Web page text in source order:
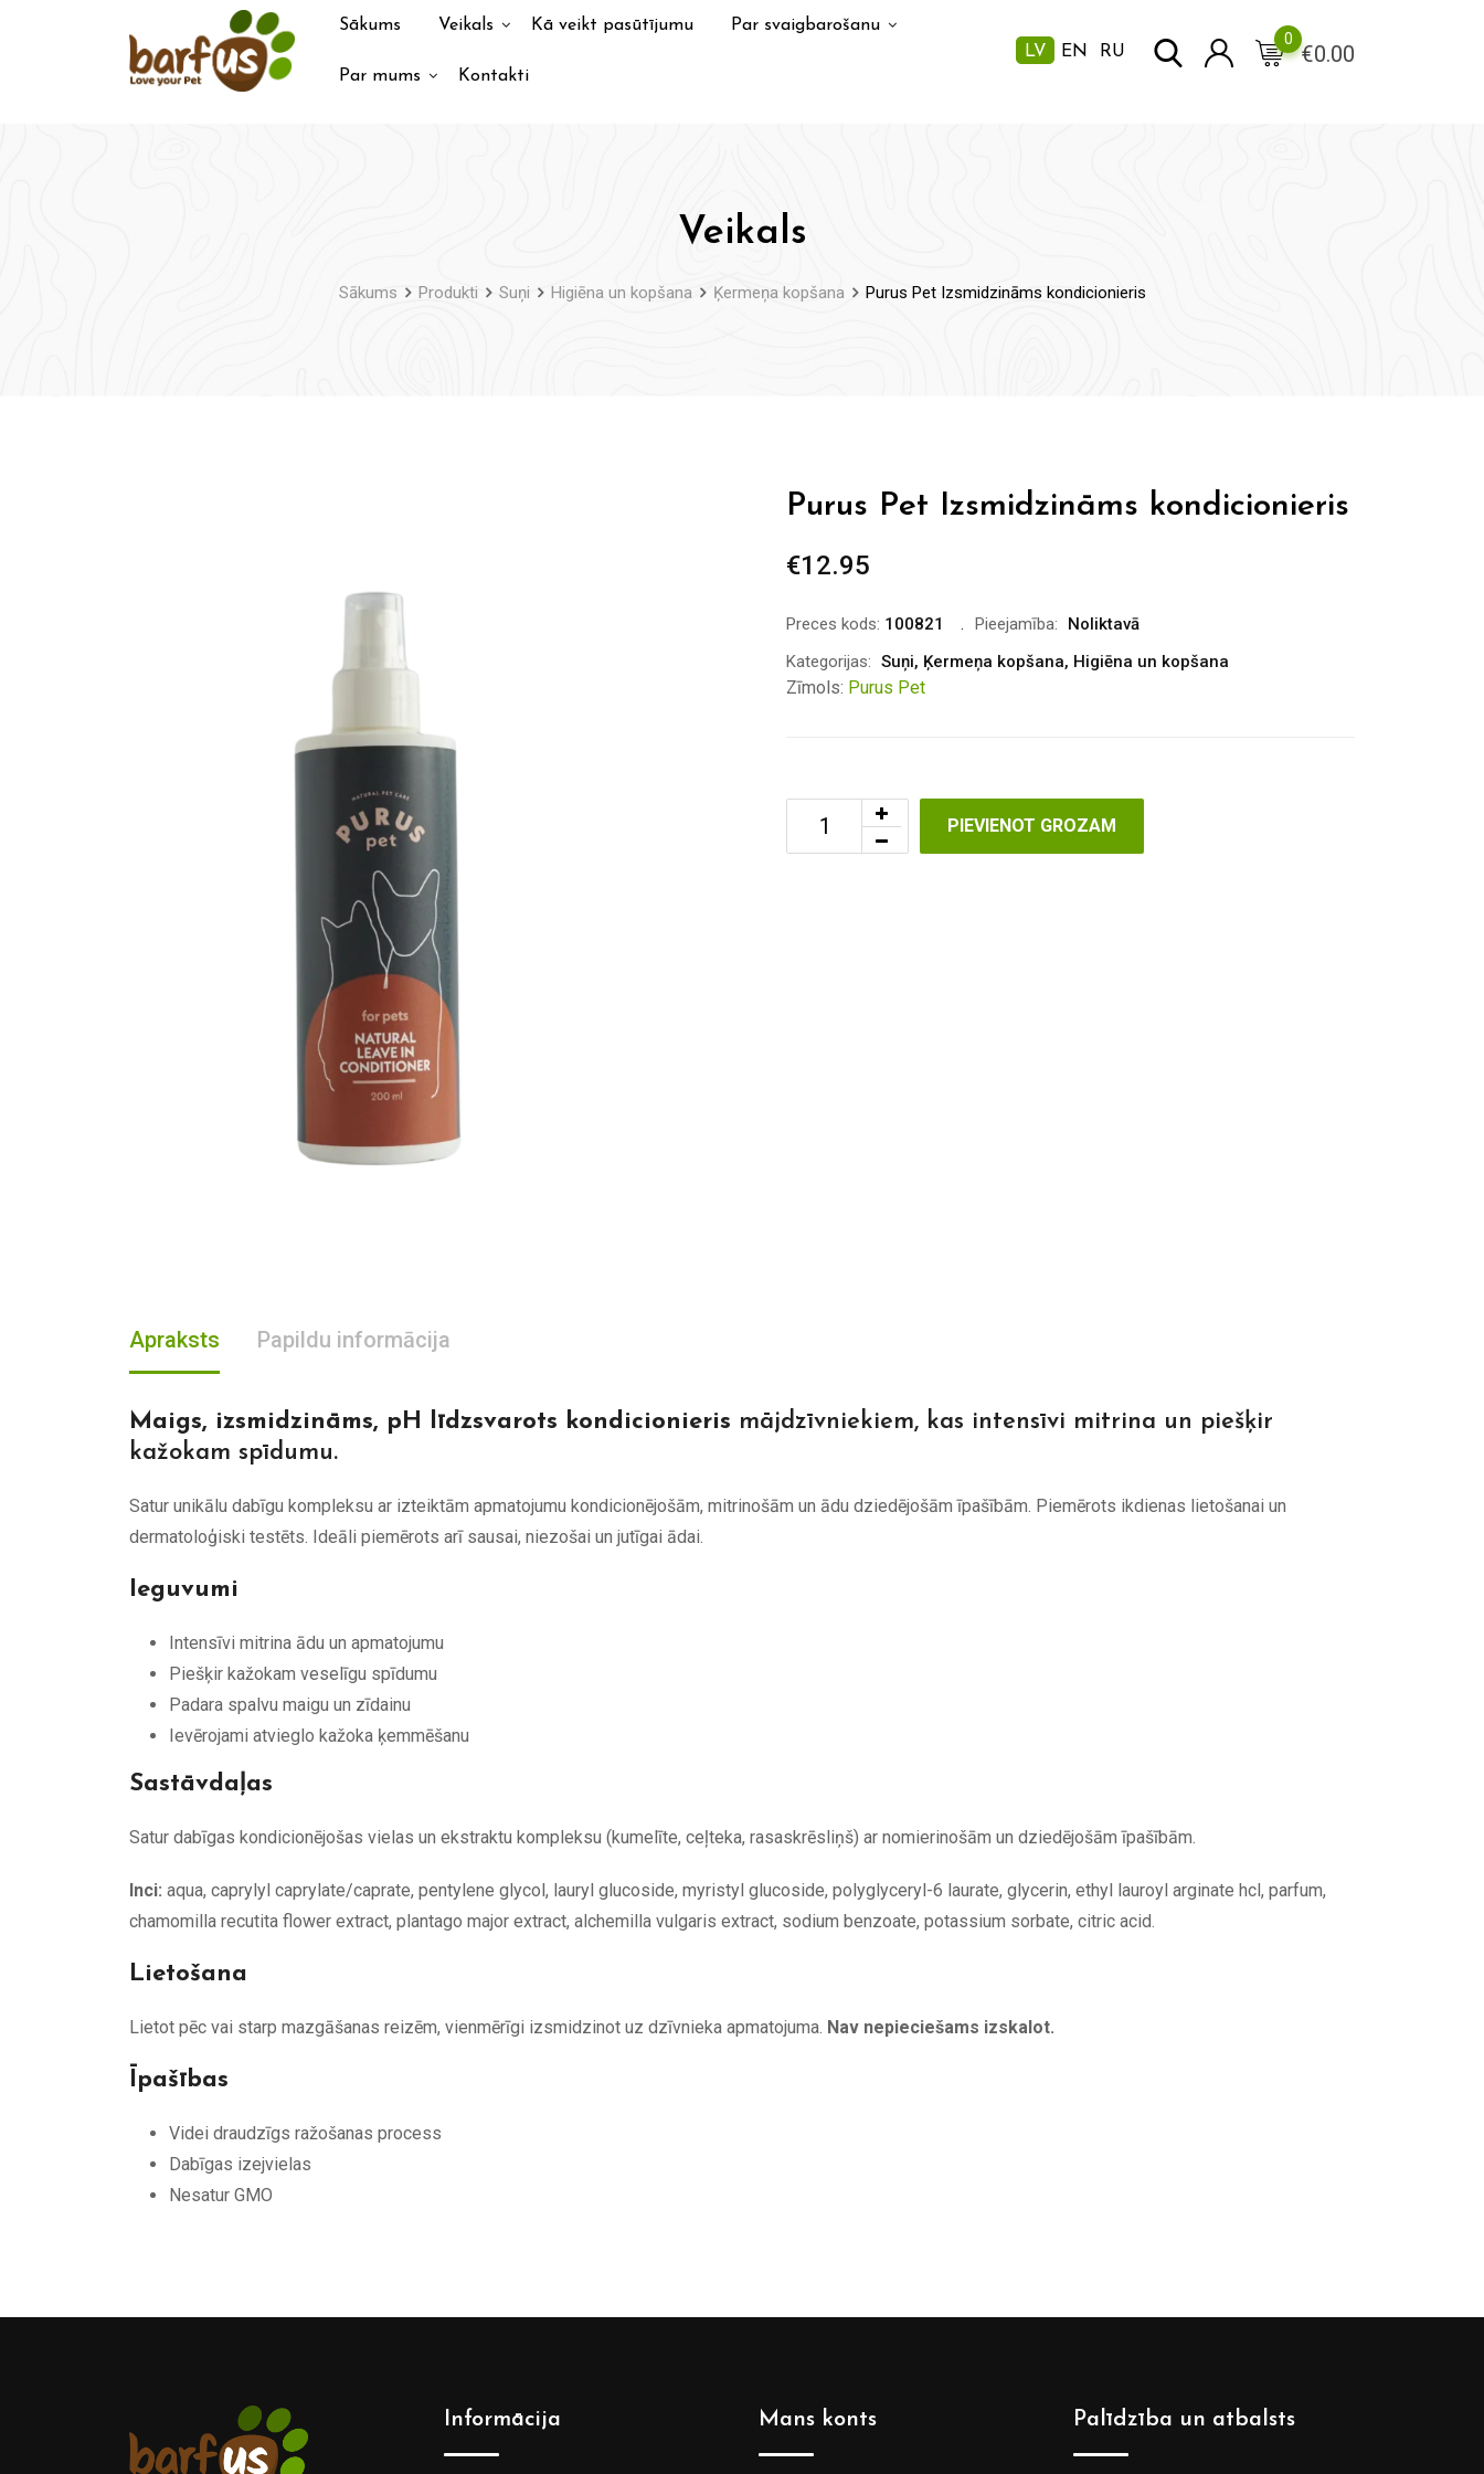
Sākums Veikals Kā veikt pasūtījumu Par svaigbarošanu
Par mums Kontakti
LV EN RU €0.00
0
Veikals
Sākums Produkti Suņi Higiēna un kopšana Ķermeņa kopšana Purus Pet Izsmidzināms kondicionieris
Purus Pet Izsmidzināms kondicionieris
€12.95
Preces kods: 100821 Pieejamība:
Noliktavā
Kategorijas: Suņi, Ķermeņa kopšana, Higiēna un kopšana
Zīmols: Purus Pet
PIEVIENOT GROZAM
Apraksts Papildu informācija
Maigs, izsmidzināms, pH līdzsvarots kondicionieris mājdzīvniekiem, kas intensīvi mitrina un piešķir
kažokam spīdumu.
Satur unikālu dabīgu kompleksu ar izteiktām apmatojumu kondicionējošām, mitrinošām un ādu dziedējošām īpašībām. Piemērots ikdienas lietošanai un
dermatoloģiski testēts. Ideāli piemērots arī sausai, niezošai un jutīgai ādai.
Ieguvumi
Intensīvi mitrina ādu un apmatojumu
Piešķir kažokam veselīgu spīdumu
Padara spalvu maigu un zīdainu
Ievērojami atvieglo kažoka ķemmēšanu
Sastāvdaļas
Satur dabīgas kondicionējošas vielas un ekstraktu kompleksu (kumelīte, ceļteka, rasaskrēsliņš) ar nomierinošām un dziedējošām īpašībām.
Inci: aqua, caprylyl caprylate/caprate, pentylene glycol, lauryl glucoside, myristyl glucoside, polyglyceryl-6 laurate, glycerin, ethyl lauroyl arginate hcl, parfum,
chamomilla recutita flower extract, plantago major extract, alchemilla vulgaris extract, sodium benzoate, potassium sorbate, citric acid.
Lietošana
Lietot pēc vai starp mazgāšanas reizēm, vienmērīgi izsmidzinot uz dzīvnieka apmatojuma. Nav nepieciešams izskalot.
Īpašības
Videi draudzīgs ražošanas process
Dabīgas izejvielas
Nesatur GMO
Informācija Mans konts Palīdzība un atbalsts